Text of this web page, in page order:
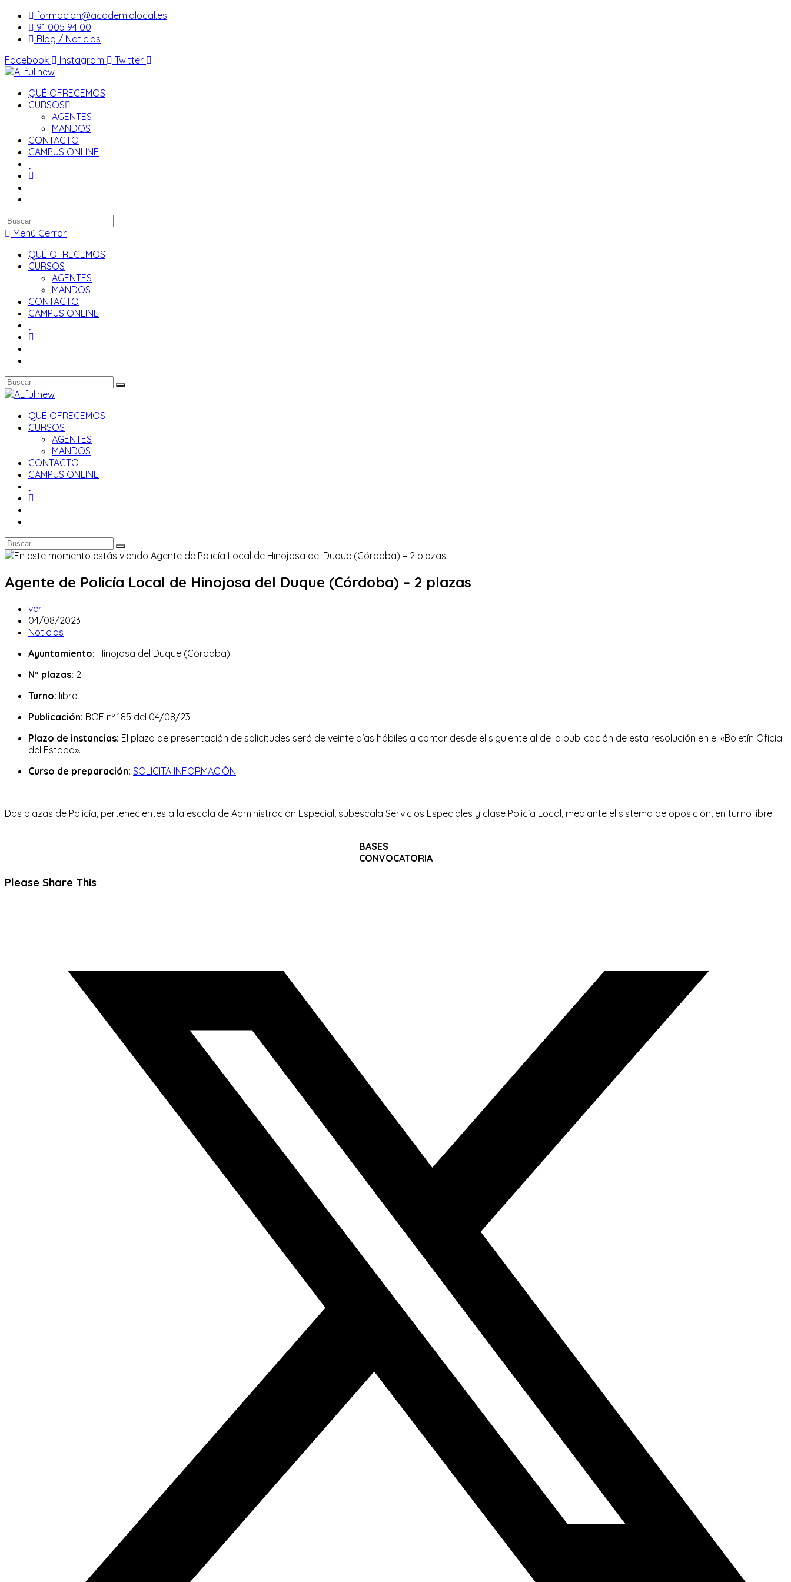
Saltar
contenido
formacion@academialocal.es
91 005 94 00
Blog / Noticias
Facebook
Instagram Twitter
QUÉ OFRECEMOS
CURSOS
AGENTES
MANDOS
CONTACTO
CAMPUS ONLINE
Buscar
en
web
Menú Cerrar
QUÉ OFRECEMOS
CURSOS
AGENTES
MANDOS
CONTACTO
CAMPUS ONLINE
QUÉ OFRECEMOS
CURSOS
AGENTES
MANDOS
CONTACTO
CAMPUS ONLINE
Agente de Policía Local de Hinojosa del Duque (Córdoba) – 2 plazas
Autor
de
la
ver
Publicación
de
entrada:
04/08/2023
Categoría
la
Noticias
Ayuntamiento: Hinojosa del Duque (Córdoba)
Nº plazas: 2
Turno: libre
Publicación: BOE nº 185 del 04/08/23
Plazo de instancias: El plazo de presentación de solicitudes será de veinte días hábiles a contar desde el siguiente al de la publicación de esta resolución en el «Boletín Oficial
del Estado».
Curso de preparación: SOLICITA INFORMACIÓN
Dos plazas de Policía, pertenecientes a la escala de Administración Especial, subescala Servicios Especiales y clase Policía Local, mediante el sistema de oposición, en turno libre.
BASES
CONVOCATORIA
Please Share ThisCompartir